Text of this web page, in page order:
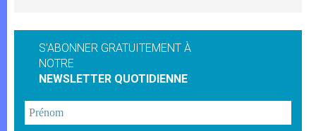
S'ABONNER GRATUITEMENT À
NOTRE
NEWSLETTER QUOTIDIENNE